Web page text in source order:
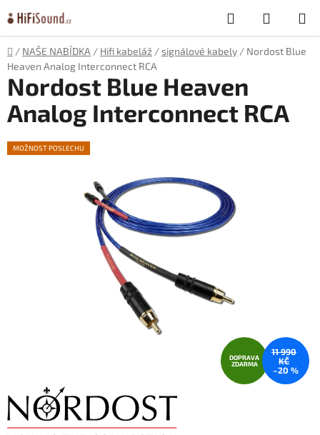
na
obsah
Hledat
KOŠÍK
Domů
/ NAŠE NABÍDKA / Hifi kabeláž /signálové kabely / Nordost Blue
Heaven Analog Interconnect RCA
Nordost Blue Heaven
Analog Interconnect RCA
MOŽNOST POSLECHU
DOPRAVA
ZDARMA
11 990
KČ
–20 %